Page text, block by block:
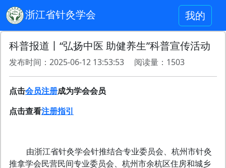
浙江省针灸学会 我的
科普报道丨“弘扬中医 助健养生”科普宣传活动
发布时间：2025-06-12 13:53:53 阅读量：1503
点击会员注册成为学会会员
点击查看注册指引
由浙江省针灸学会针推结合专业委员会、杭州市针灸
推拿学会民营民间专业委员会、杭州市余杭区住房和城乡